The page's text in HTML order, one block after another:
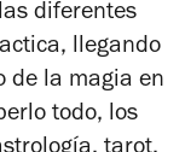
diferentes
llegando
de la magia en
todo, los